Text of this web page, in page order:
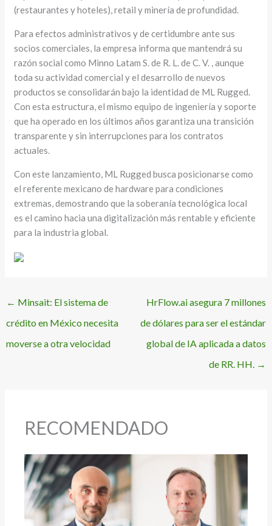
(restaurantes y hoteles), retail y minería de profundidad.
Para efectos administrativos y de certidumbre ante sus
socios comerciales, la empresa informa que mantendrá su
razón social como Minno Latam S. de R. L. de C. V. , aunque
toda su actividad comercial y el desarrollo de nuevos
productos se consolidarán bajo la identidad de ML Rugged.
Con esta estructura, el mismo equipo de ingeniería y soporte
que ha operado en los últimos años garantiza una transición
transparente y sin interrupciones para los contratos
actuales.
Con este lanzamiento, ML Rugged busca posicionarse como
el referente mexicano de hardware para condiciones
extremas, demostrando que la soberanía tecnológica local
es el camino hacia una digitalización más rentable y eficiente
para la industria global.
← Minsait: El sistema de
crédito en México necesita
moverse a otra velocidad
HrFlow.ai asegura 7 millones
de dólares para ser el estándar
global de IA aplicada a datos
de RR. HH. →
RECOMENDADO